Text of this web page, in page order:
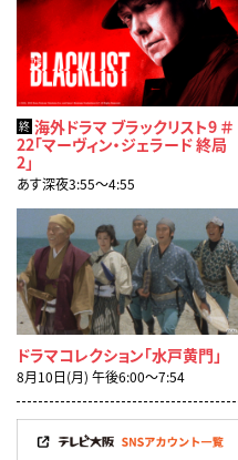
終 海外ドラマ ブラックリスト9 ＃
22「マーヴィン・ジェラード 終局
2」
あす深夜3:55〜4:55
ドラマコレクション「水戸黄門」
8月10日(月) 午後6:00〜7:54